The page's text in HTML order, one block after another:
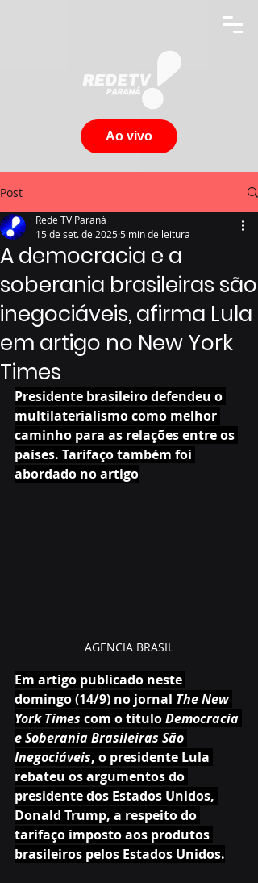
Ao vivo
Post
A democracia e a
soberania brasileiras são
inegociáveis, afirma Lula
em artigo no New York
Times
Rede TV Paraná
15 de set. de 2025 5 min de leitura
Presidente brasileiro defendeu o
multilaterialismo como melhor
caminho para as relações entre os
países. Tarifaço também foi
abordado no artigo
AGENCIA BRASIL
Em artigo publicado neste
domingo (14/9) no jornal The New
York Times com o título Democracia
e Soberania Brasileiras São
Inegociáveis, o presidente Lula
rebateu os argumentos do
presidente dos Estados Unidos,
Donald Trump, a respeito do
tarifaço imposto aos produtos
brasileiros pelos Estados Unidos.